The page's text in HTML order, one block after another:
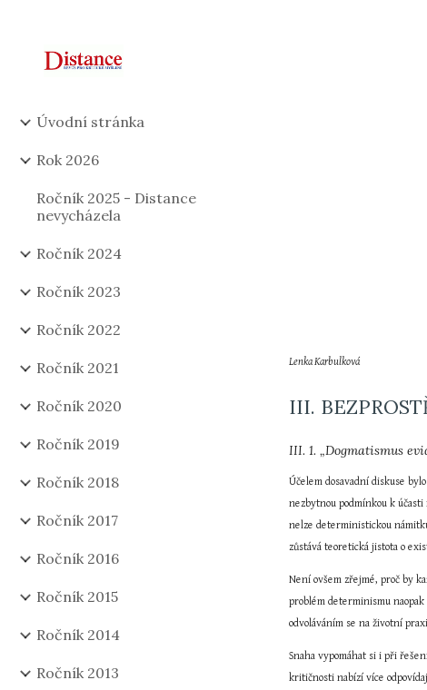
Úvodní stránka
Rok 2026
Ročník 2025 - Distance
nevycházela
Ročník 2024
Ročník 2023
Ročník 2022
Ročník 2021
Ročník 2020
Ročník 2019
Ročník 2018
Ročník 2017
Ročník 2016
Ročník 2015
Ročník 2014
Ročník 2013
Lenka Karbulková
III.
III. 1. „Dogmatismus
Účelem dosavadní diskuse
nezbytnou podmínkou k
nelze deterministickou
zůstává teoretická jistota o
Není ovšem zřejmé, proč by
problém determinismu
odvoláváním se na životní
Snaha vypomáhat si i při
kritičnosti nabízí více